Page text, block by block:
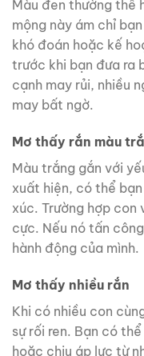
Màu đen thường thể
mộng này ám chỉ
khó đoán hoặc kế
trước khi bạn đưa ra
cạnh may rủi, nhiều
may bất ngờ.
Mơ thấy rắn màu
Màu trắng gắn với
xuất hiện, có thể
xúc. Trường hợp
cực. Nếu nó tấn
hành động của mình.
Mơ thấy nhiều rắn
Khi có nhiều con
sự rối ren. Bạn có
hoặc chịu áp lực từ